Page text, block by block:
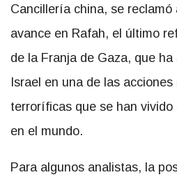
Cancillería china, se reclamó
avance en Rafah, el último
de la Franja de Gaza, que
Israel en una de las
terroríficas que se han
en el mundo.
Para algunos analistas, la